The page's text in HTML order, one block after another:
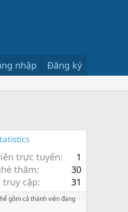
nhập Đăng ký
trực tuyến
1
thăm
30
truy cập
31
gồm cả thành viên đang